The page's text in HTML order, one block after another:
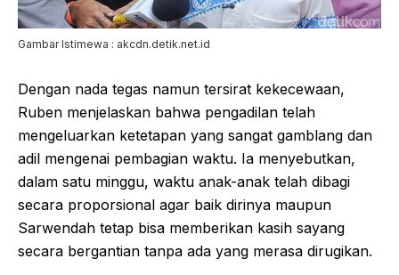
Gambar Istimewa : akcdn.detik.net.id
Dengan nada tegas namun tersirat kekecewaan,
Ruben menjelaskan bahwa pengadilan telah
mengeluarkan ketetapan yang sangat gamblang dan
adil mengenai pembagian waktu. Ia menyebutkan,
dalam satu minggu, waktu anak-anak telah dibagi
secara proporsional agar baik dirinya maupun
Sarwendah tetap bisa memberikan kasih sayang
secara bergantian tanpa ada yang merasa dirugikan.